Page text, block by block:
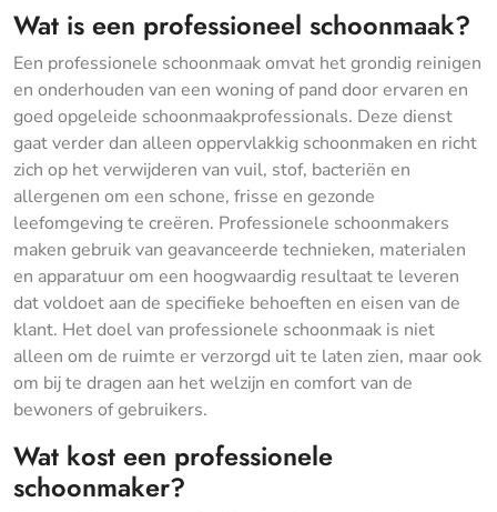
Wat is een professioneel schoonmaak?
Een professionele schoonmaak omvat het grondig reinigen
en onderhouden van een woning of pand door ervaren en
goed opgeleide schoonmaakprofessionals. Deze dienst
gaat verder dan alleen oppervlakkig schoonmaken en richt
zich op het verwijderen van vuil, stof, bacteriën en
allergenen om een schone, frisse en gezonde
leefomgeving te creëren. Professionele schoonmakers
maken gebruik van geavanceerde technieken, materialen
en apparatuur om een hoogwaardig resultaat te leveren
dat voldoet aan de specifieke behoeften en eisen van de
klant. Het doel van professionele schoonmaak is niet
alleen om de ruimte er verzorgd uit te laten zien, maar ook
om bij te dragen aan het welzijn en comfort van de
bewoners of gebruikers.
Wat kost een professionele
schoonmaker?